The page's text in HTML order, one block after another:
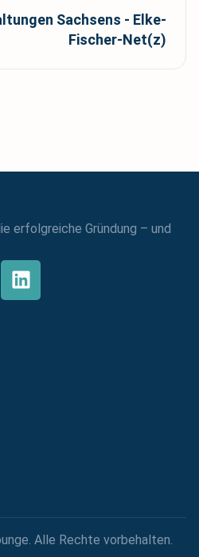
Sachsens - Elke-
Fischer-Net(z)
erfolgreiche Gründung – und
Alle Rechte vorbehalten.